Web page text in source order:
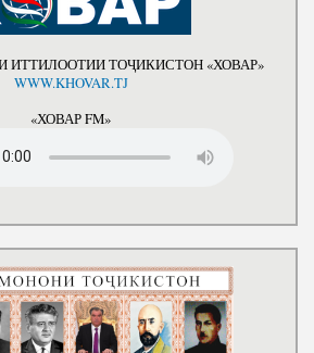
ИТТИЛООТИИ ТОҶИКИСТОН «ХОВАР»
WWW.KHOVAR.TJ
«ХОВАР FM»